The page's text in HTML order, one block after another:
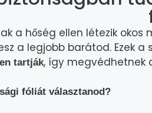
a hőség ellen létezik
a legjobb barátod. Ezek
tartják, így megvédhetnek
fóliát választanod?